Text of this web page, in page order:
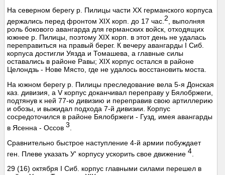
На северном берегу р. Пилицы части XX германского корпуса
держались перед фронтом XIX корп. до 17 час.2 , выполняя
роль бокового авангарда для германских войск, отходящих
южнее р. Пилицы, поэтому XIX корп. в этот день не удалась
переправиться на правый берег. К вечеру авангарды I Сиб.
корпуса достигли Уязда и Томашева, а главные силы
оставались в районе Равы; XIX корпус остался в районе
Целондзь - Нове Място, где не удалось восстановить моста.
На южном берегу р. Пилицы преследование вела 5-я Донская
каз. дивизия, а V корпус доканчивал переправу у Бялобржеги,
подтянув к ней 77-ю дивизию и переправив свою артиллерию
и обозы, и выжидал подхода 7-й дивизии. Корпус
сосредоточился в районе Бялобржеги - Гузд, имея авангарды
в Ясенна - Оссов 3
Сравнительно быстрое наступление 4-й армии побуждает
ген. Плеве указать У' корпусу ускорить свое движение 4
29 (16) октября I Сиб. корпус главными силами перешел в